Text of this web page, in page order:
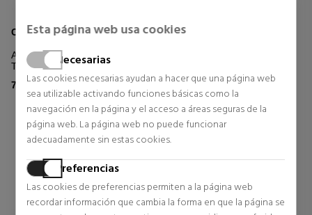
Esta página web usa cookies
Necesarias
Las cookies necesarias ayudan a hacer que una página web
sea utilizable activando funciones básicas como la
navegación en la página y el acceso a áreas seguras de la
página web. La página web no puede funcionar
adecuadamente sin estas cookies.
Preferencias
Las cookies de preferencias permiten a la página web
recordar información que cambia la forma en que la página se
CHANEL
Allure Homme Sport Eau De
Toilette Vaporizador
74,57 €
GUERLAIN
Parfum
103,73 €
Precio habitual 167,99 €